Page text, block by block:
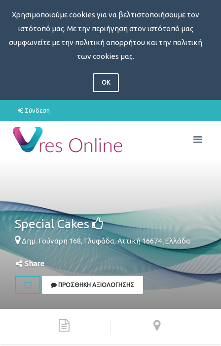
Χρησιμοποιούμε cookies για να βελτιστοποιήσουμε τον
ιστότοπό μας. Με την περιήγηση στον ιστότοπό μας
συμφωνείτε με την πολιτική απορρήτου και την πολιτική
των cookies μας.
OK
Σύνδεση
Special Cakes
Δημ. Γούναρη 168,Γλυφάδα,Αττική16674,Ελλάδα
Share
ΠΡΟΣΘΉΚΗ ΑΞΙΟΛΌΓΗΣΗΣ